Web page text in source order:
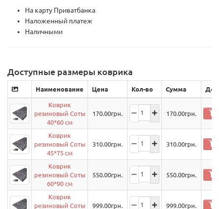
На карту Приватбанка
Наложенный платеж
Наличными
Доступные размеры коврика
Наименование Цена Кол-во Сумма
Коврик
резиновый Соты
40*60 см
170.00грн. 170.00грн.
Коврик
резиновый Соты
45*75 см
310.00грн. 310.00грн.
Коврик
резиновый Соты
60*90 см
550.00грн. 550.00грн.
Коврик
резиновый Соты
999.00грн. 999.00грн.